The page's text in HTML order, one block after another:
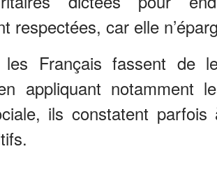
respectées, car elle
les Français fassent de
appliquant notamment
ils constatent parfois